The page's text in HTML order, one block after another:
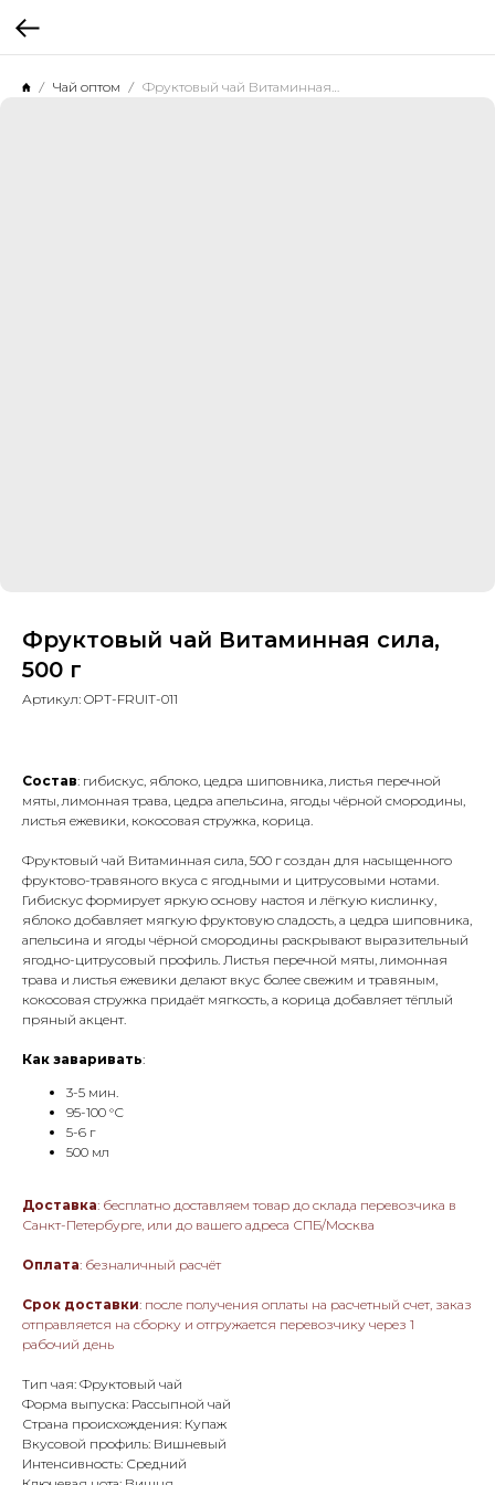
Чай оптом Фруктовый чай Витаминная сила, 500 г
Фруктовый чай Витаминная сила,
500 г
Артикул: OPT-FRUIT-011
Состав: гибискус, яблоко, цедра шиповника, листья перечной
мяты, лимонная трава, цедра апельсина, ягоды чёрной смородины,
листья ежевики, кокосовая стружка, корица.
Фруктовый чай Витаминная сила, 500 г создан для насыщенного
фруктово-травяного вкуса с ягодными и цитрусовыми нотами.
Гибискус формирует яркую основу настоя и лёгкую кислинку,
яблоко добавляет мягкую фруктовую сладость, а цедра шиповника,
апельсина и ягоды чёрной смородины раскрывают выразительный
ягодно-цитрусовый профиль. Листья перечной мяты, лимонная
трава и листья ежевики делают вкус более свежим и травяным,
кокосовая стружка придаёт мягкость, а корица добавляет тёплый
пряный акцент.
Как заваривать:
3-5 мин.
95-100 °С
5-6 г
500 мл
Доставка: бесплатно доставляем товар до склада перевозчика в
Санкт-Петербурге, или до вашего адреса СПБ/Москва
Оплата: безналичный расчёт
Срок доставки: после получения оплаты на расчетный счет, заказ
отправляется на сборку и отгружается перевозчику через 1
рабочий день
Тип чая: Фруктовый чай
Форма выпуска: Рассыпной чай
Страна происхождения: Купаж
Вкусовой профиль: Вишневый
Интенсивность: Средний